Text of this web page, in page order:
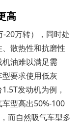
高
20万转），同时处
散热性和抗磨性
油难以满足需
要求使用低灰
发动机为例，
型高出50%-100
而自然吸气车型多